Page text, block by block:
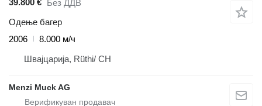
Без ДДВ
Одење багер
2006
8.000 м/ч
Швајцарија, Rüthi/ CH
Menzi Muck AG